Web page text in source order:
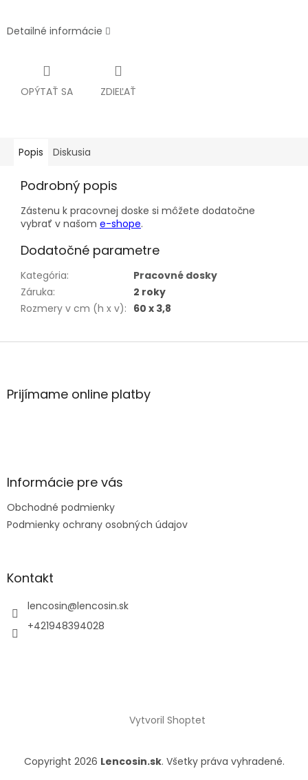
Detailné informácie
OPÝTAŤ SA ZDIEĽAŤ
Popis Diskusia
Podrobný popis
Zástenu k pracovnej doske si môžete dodatočne
vybrať v našom e-shope.
Dodatočné parametre
Kategória:
Pracovné dosky
Záruka:
2 roky
Rozmery v cm (h x v): 60 x 3,8
Z
äPrijímame online platby
Informácie pre vás
Obchodné podmienky
Podmienky ochrany osobných údajov
Kontakt
lencosin@lencosin.sk
+421948394028
Vytvoril Shoptet
Copyright 2026 Lencosin.sk. Všetky práva vyhradené.